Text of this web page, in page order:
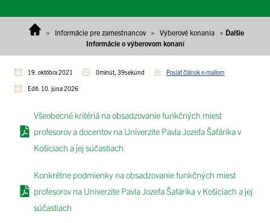
> Informácie pre zamestnancov > Výberové konania > Ďalšie
Informácie o výberovom konaní
19. októbra 2021 0minút, 39sekúnd Poslať článok e-mailom
Edit: 10. júna 2026
Všeobecné kritériá na obsadzovanie funkčných miest
profesorov a docentov na Univerzite Pavla Jozefa Šafárika v
Košiciach a jej súčastiach
Konkrétne podmienky na obsadzovanie funkčných miest
profesorov na Univerzite Pavla Jozefa Šafárika v Košiciach a jej
súčastiach